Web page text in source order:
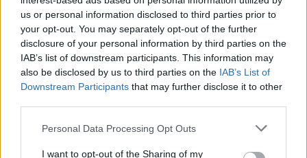
us or personal information disclosed to third parties prior to
your opt-out. You may separately opt-out of the further
disclosure of your personal information by third parties on the
IAB’s list of downstream participants. This information may
also be disclosed by us to third parties on the IAB’s List of
Downstream Participants that may further disclose it to other
Please note that this website/app uses one or more Google
not limited to your visit or usage behaviour. You may click to
Personal Data Processing Opt Outs
I want to opt-out of the Sharing of my
«Θα φορέσω κοστούμι όταν τελειώσει αυτός ο
πόλεμος,» είχε απαντήσει ο Ζελένσκι.